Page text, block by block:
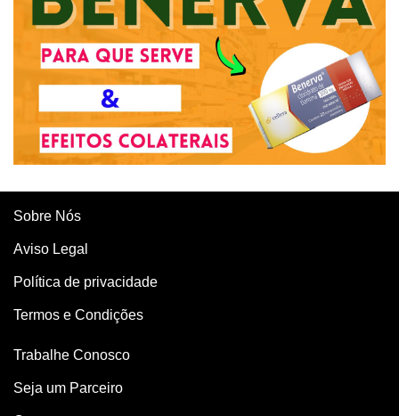
Sobre Nós
Aviso Legal
Política de privacidade
Termos e Condições
Trabalhe Conosco
Seja um Parceiro